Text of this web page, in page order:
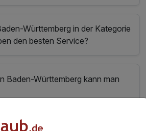
Württemberg in der Kategorie
den besten Service?
Baden-Württemberg kann man